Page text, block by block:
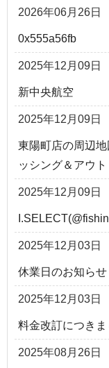
2026年06月26日
0x555a56fb
2025年12月09日
新中央航空
2025年12月09日
東陽町店の周辺
ッシング＆アウ
2025年12月09日
2025年12月03日
休業日のお知らせ
2025年12月03日
料金改訂につきま
2025年08月26日